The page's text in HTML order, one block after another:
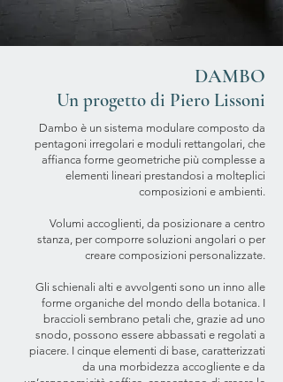
DAMBO
Un progetto di Piero Lissoni
Dambo è un sistema modulare composto da
pentagoni irregolari e moduli rettangolari, che
affianca forme geometriche più complesse a
elementi lineari prestandosi a molteplici
composizioni e ambienti.
Volumi accoglienti, da posizionare a centro
stanza, per comporre soluzioni angolari o per
creare composizioni personalizzate.
Gli schienali alti e avvolgenti sono un inno alle
forme organiche del mondo della botanica. I
braccioli sembrano petali che, grazie ad uno
snodo, possono essere abbassati e regolati a
piacere. I cinque elementi di base, caratterizzati
da una morbidezza accogliente e da